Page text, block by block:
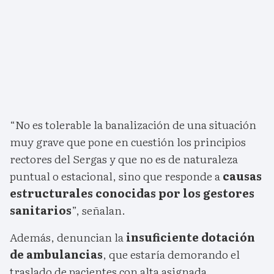
“No es tolerable la banalización de una situación
muy grave que pone en cuestión los principios
rectores del Sergas y que no es de naturaleza
puntual o estacional, sino que responde acausas
estructurales conocidas por los gestores
sanitarios”, señalan.
Además, denuncian lainsuficiente dotación
de ambulancias, que estaría demorando el